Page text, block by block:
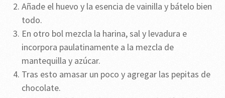
Añade el huevo y la esencia de vainilla y bátelo bien
todo.
En otro bol mezcla la harina, sal y levadura e
incorpora paulatinamente a la mezcla de
mantequilla y azúcar.
Tras esto amasar un poco y agregar las pepitas de
chocolate.